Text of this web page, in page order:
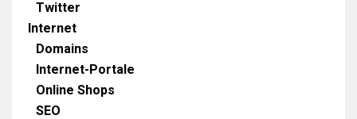
Twitter
Internet
Domains
Internet-Portale
Online Shops
SEO